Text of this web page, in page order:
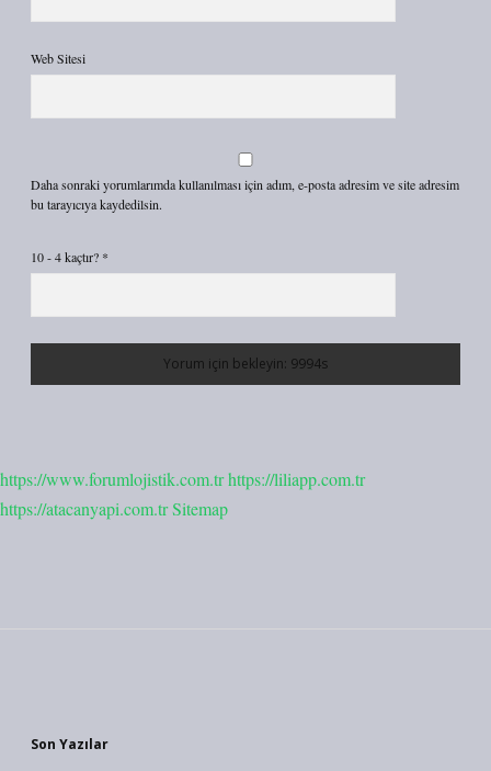
Web Sitesi
Daha sonraki yorumlarımda kullanılması için adım, e-posta adresim ve site adresim
bu tarayıcıya kaydedilsin.
10 - 4 kaçtır? *
https://www.forumlojistik.com.trhttps://liliapp.com.tr
https://atacanyapi.com.trSitemap
Son Yazılar